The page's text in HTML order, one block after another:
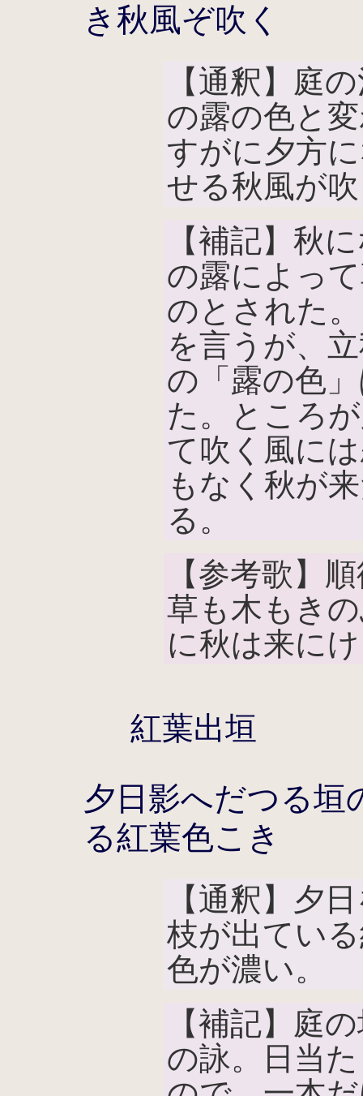
き秋風ぞ吹く
【通釈】庭
の露の色と
すがに夕方
せる秋風が
【補記】秋
の露によっ
のとされた
を言うが、
の「露の色
た。ところ
て吹く風に
もなく秋が
る。
【参考歌】
草も木もき
に秋は来に
紅葉出垣
夕日影へだつる垣
る紅葉色こき
【通釈】夕
枝が出てい
色が濃い。
【補記】庭
の詠。日当